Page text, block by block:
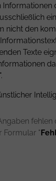
den
Texte
Formular "